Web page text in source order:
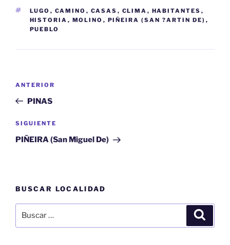
ETIQUETAS
LUGO , CAMINO , CASAS , CLIMA , HABITANTES ,
HISTORIA , MOLINO , PIÑEIRA (SAN ?ARTIN DE) ,
PUEBLO
entradas
Entrada
anterior:
ANTERIOR
PINAS
Siguiente
entrada
SIGUIENTE
PIÑEIRA (San Miguel De)
BUSCAR LOCALIDAD
por: